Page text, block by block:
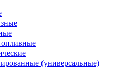
(универсальные)